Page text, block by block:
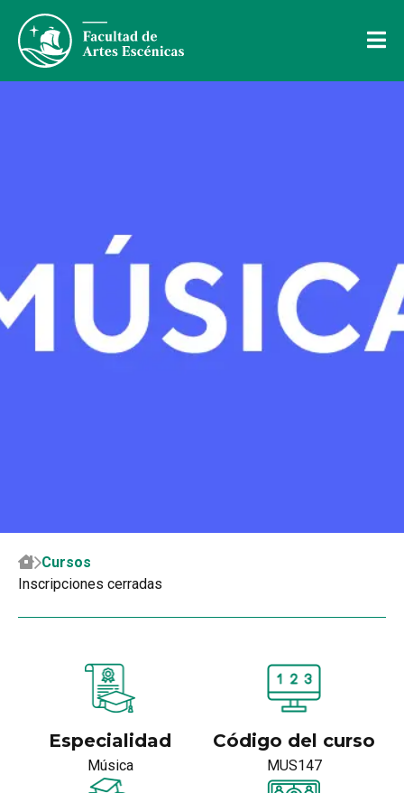
Cursos
Inscripciones cerradas
Especialidad
Música
Código del curso
MUS147